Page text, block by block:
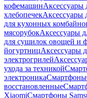
кофемашинАксессуары
хлебопечекАксессуары
для кухонных
мясорубокАксессуары
для сушилок овощей и
йогуртницАксессуары
электрогрилей
ухода за техникой
электроникаСмартфоны
восстановленные
XiaomiСмартфоны